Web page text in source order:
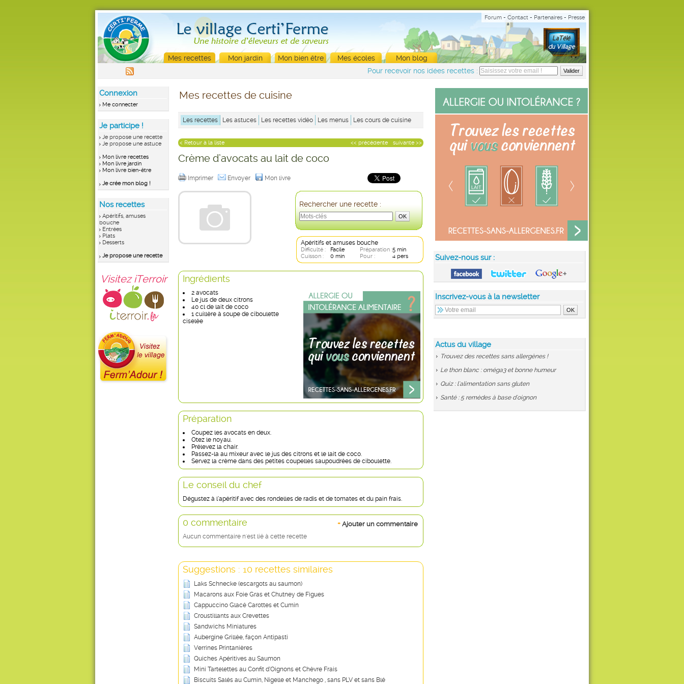
Forum - Contact - Partenaires - Presse
Mes recettes Mon jardin Mon bien être Mes écoles
Mon blog
Pour recevoir nos idées recettes :
Connexion
Me connecter
Je participe !
Je propose une recette
Je propose une astuce
Mon livre recettes
Mon livre jardin
Mon livre bien-être
Je crée mon blog !
Nos recettes
Apéritifs, amuses
bouche
Entrées
Plats
Desserts
Je propose une recette
Visitez iTerroir
Suivez-nous sur :
Inscrivez-vous à la newsletter
Actus du village
Trouvez des recettes sans allergènes !
Le thon blanc : oméga3 et bonne humeur
Quiz : l'alimentation sans gluten
Santé : 5 remèdes à base d'oignon
Mes recettes de cuisine
Les recettes Les astuces Les recettes vidéo Les menus Les cours de cuisine
suivante >>
<< précédente
< Retour à la liste
Crème d’avocats au lait de coco
Imprimer Envoyer Mon livre
Rechercher une recette :
Apéritifs et amuses bouche
Difficulté : Facile Préparation :5 min
Cuisson :
0 min Pour : 4 pers
Ingrédients
2 avocats
Le jus de deux citrons
40 cl de lait de coco
1 cuillère à soupe de ciboulette
ciselée
Préparation
Coupez les avocats en deux.
Otez le noyau.
Prélevez la chair.
Passez-la au mixeur avec le jus des citrons et le lait de coco.
Servez la crème dans des petites coupelles saupoudrées de ciboulette.
Le conseil du chef
Dégustez à l’apéritif avec des rondelles de radis et de tomates et du pain frais.
+ Ajouter un commentaire
0 commentaire
Aucun commentaire n'est lié à cette recette
Suggestions : 10 recettes similaires
Laks Schnecke (escargots au saumon)
Macarons aux Foie Gras et Chutney de Figues
Cappuccino Glacé Carottes et Cumin
Croustillants aux Crevettes
Sandwichs Miniatures
Aubergine Grillée, façon Antipasti
Verrines Printanières
Quiches Apéritives au Saumon
Mini Tartelettes au Confit d’Oignons et Chèvre Frais
Biscuits Salés au Cumin, Nigelle et Manchego , sans PLV et sans Blé